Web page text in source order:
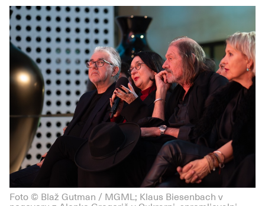
Foto © Blaž Gutman / MGML; Klaus Biesenbach v